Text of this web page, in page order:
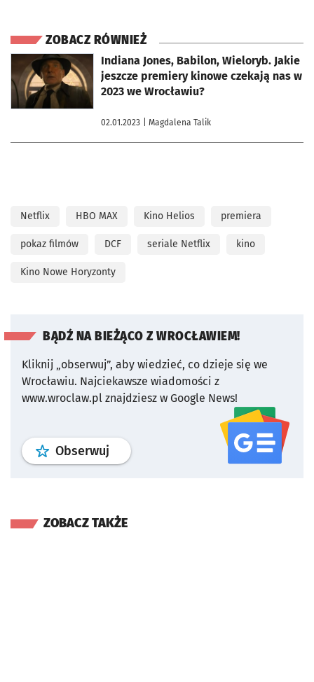
ZOBACZ RÓWNIEŻ
Indiana Jones, Babilon, Wieloryb. Jakie
jeszcze premiery kinowe czekają nas w
2023 we Wrocławiu?
02.01.2023 | Magdalena Talik
otworzy się w nowej karcie
Netflix HBO MAX Kino Helios premiera
pokaz filmów DCF seriale Netflix kino
Kino Nowe Horyzonty
BĄDŹ NA BIEŻĄCO Z WROCŁAWIEM!
Kliknij „obserwuj”, aby wiedzieć, co dzieje się we
Wrocławiu. Najciekawsze wiadomości z
www.wroclaw.pl znajdziesz w Google News!
Obserwuj profil serwisu
ZOBACZ TAKŻE